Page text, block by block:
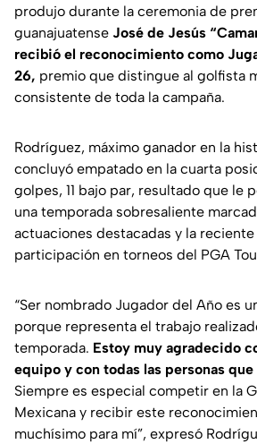
produjo durante la ceremonia de
guanajuatense José de Jesús
recibió el reconocimiento como
26, premio que distingue al golfista
consistente de toda la campaña.
Rodríguez, máximo ganador en la
concluyó empatado en la cuarta
golpes, 11 bajo par, resultado que le
una temporada sobresaliente
actuaciones destacadas y la
participación en torneos del PGA
“Ser nombrado Jugador del Año es
porque representa el trabajo
temporada. Estoy muy agradecido
equipo y con todas las personas que
Siempre es especial competir en la
Mexicana y recibir este
muchísimo para mí”, expresó